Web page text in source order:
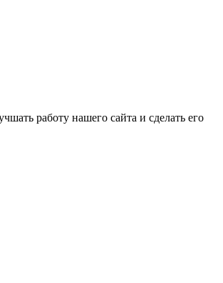
работу нашего сайта и сделать его